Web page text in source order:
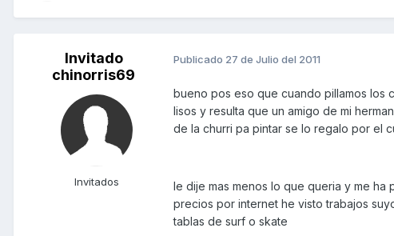
Invitado
chinorris69
Invitados
Publicado 27 de Julio del 2011
bueno pos eso que cuando pillamos los
lisos y resulta que un amigo de mi
de la churri pa pintar se lo regalo por el
le dije mas menos lo que queria y me
precios por internet he visto trabajos
tablas de surf o skate